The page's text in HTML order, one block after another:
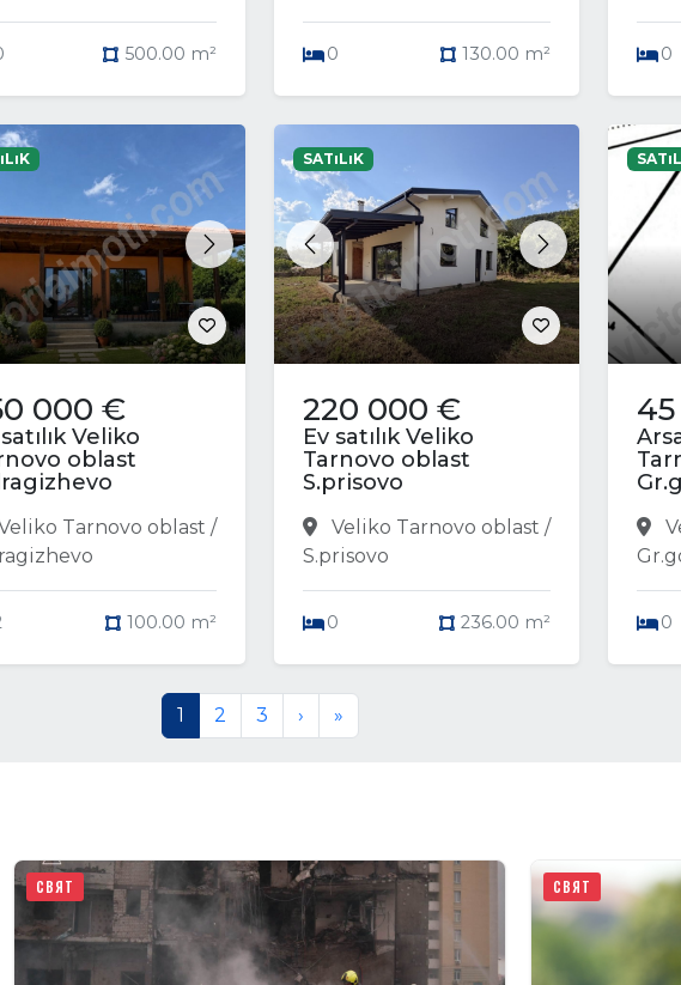
500.00 m² 0 130.00 m² 0
Next
000 €
Veliko
oblast
Tarnovo oblast /
100.00 m²
Previous Next
SATıLıK
220 000 €
Ev satılık Veliko
Tarnovo oblast
S.prisovo
Veliko Tarnovo oblast /
S.prisovo
0 236.00 m² 0
1 2 3 › »
СВЯТ СВЯТ